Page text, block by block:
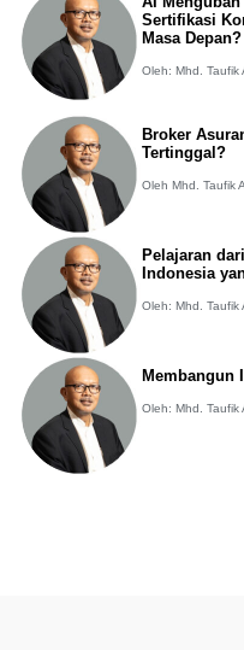
Sertifikasi
Masa Depan?
Oleh: Mhd. Taufik
Broker
Tertinggal?
Oleh Mhd. Taufik
Pelajaran
Indonesia
Oleh: Mhd. Taufik
Membangun
Oleh: Mhd. Taufik